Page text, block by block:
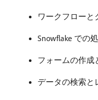
ワークフローと
Snowflake での
フォームの作成
データの検索と